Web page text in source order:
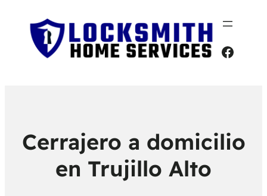
Cerrajero a domicilio
en Trujillo Alto